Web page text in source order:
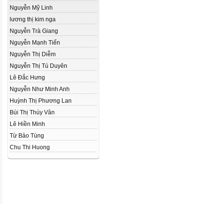
Nguyễn Mỹ Linh
lương thị kim nga
Nguyễn Trà Giang
Nguyễn Mạnh Tiến
Nguyễn Thị Diễm
Nguyễn Thị Tú Duyên
Lê Đắc Hưng
Nguyễn Như Minh Anh
Huỳnh Thị Phương Lan
Bùi Thị Thúy Vân
Lê Hiền Minh
Từ Bảo Tùng
Chu Thi Huong